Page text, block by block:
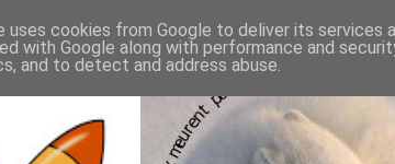
uses cookies from Google to deliver its services
with Google along with performance and
and to detect and address abuse.